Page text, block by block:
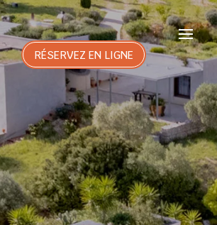
RÉSERVEZ EN LIGNE